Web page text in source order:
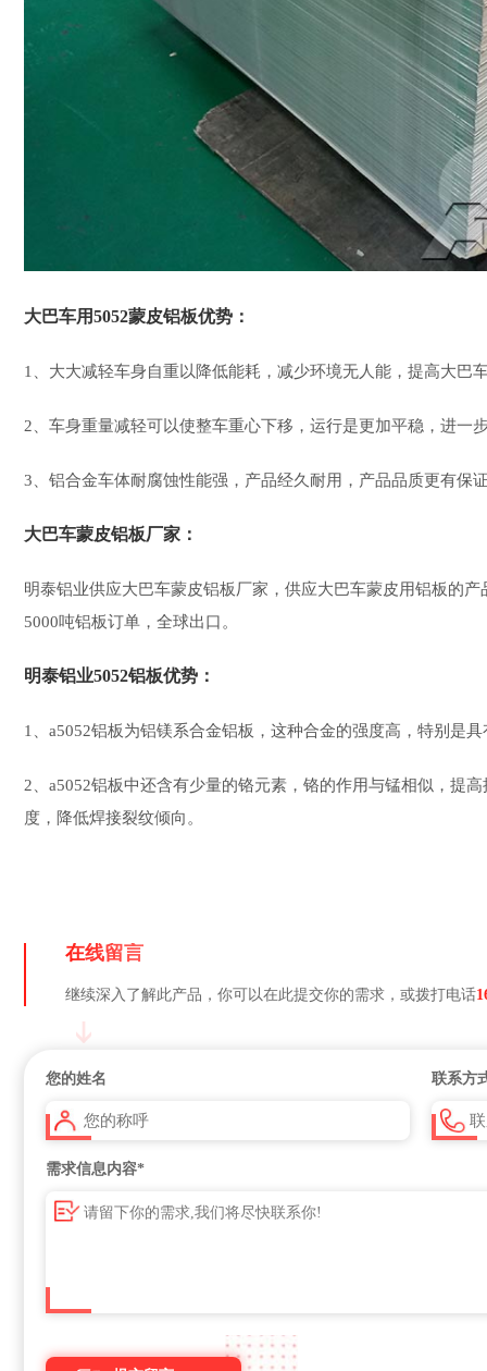
大巴车用5052蒙皮铝板优势：
1、大大减轻车身自重以降低能耗，减少环境无人能，提高大巴
2、车身重量减轻可以使整车重心下移，运行是更加平稳，进一
3、铝合金车体耐腐蚀性能强，产品经久耐用，产品品质更有保
大巴车蒙皮铝板厂家：
明泰铝业供应大巴车蒙皮铝板厂家，供应大巴车蒙皮用铝板的
5000吨铝板订单，全球出口。
明泰铝业5052铝板优势：
1、a5052铝板为铝镁系合金铝板，这种合金的强度高，特别是
2、a5052铝板中还含有少量的铬元素，铬的作用与锰相似，提
度，降低焊接裂纹倾向。
在线留言
继续深入了解此产品，你可以在此提交你的需求，或拨打电话
您的姓名 联系方
需求信息内容*